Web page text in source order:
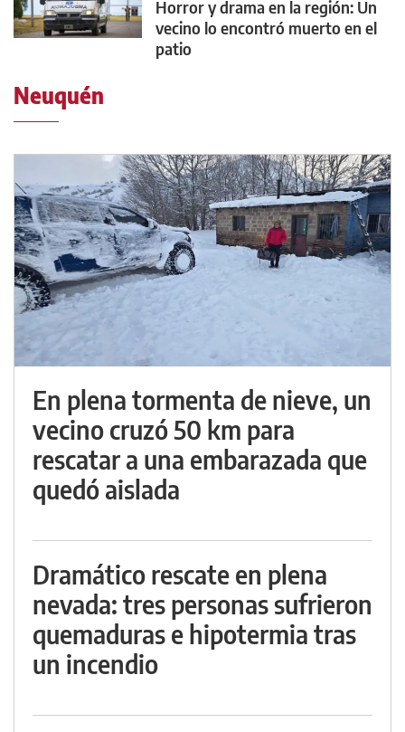
Horror y drama en la región: Un
vecino lo encontró muerto en el
patio
Neuquén
En plena tormenta de nieve, un
vecino cruzó 50 km para
rescatar a una embarazada que
quedó aislada
Dramático rescate en plena
nevada: tres personas sufrieron
quemaduras e hipotermia tras
un incendio